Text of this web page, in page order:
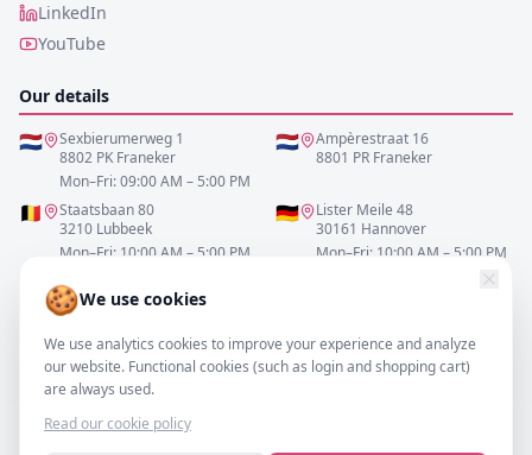
🍪We use cookies
We use analytics cookies to improve your experience and analyze
our website. Functional cookies (such as login and shopping cart)
are always used.
Read our cookie policy
LinkedIn
YouTube
Our details
🇳🇱
Sexbierumerweg 1
8802 PK Franeker
Mon–Fri: 09:00 AM – 5:00 PM
🇳🇱
Ampèrestraat 16
8801 PR Franeker
🇧🇪
Staatsbaan 80
3210 Lubbeek
Mon–Fri: 10:00 AM – 5:00 PM
🇩🇪
Lister Meile 48
30161 Hannover
Mon–Fri: 10:00 AM – 5:00 PM
0517-700521
info@resofa.nl